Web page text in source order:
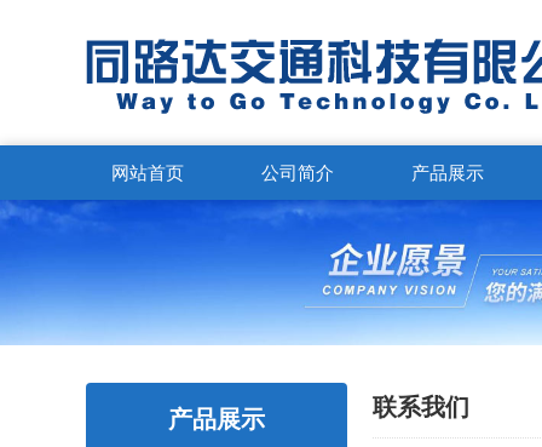
网站首页 公司简介 产品展示
产品展示 联系我们